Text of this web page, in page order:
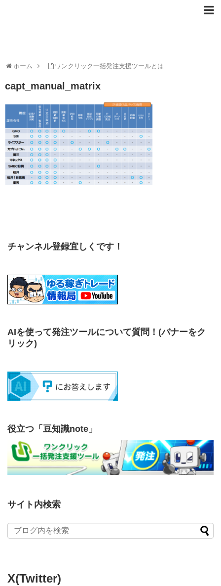
ホーム ワンクリック一括発注支援ツールとは
capt_manual_matrix
チャンネル登録宜しくです！
AIを使って発注ツールについて質問！ (バナーをク
リック)
役立つ「豆知識note」
サイト内検索
X(Twitter)